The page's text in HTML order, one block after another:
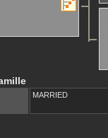
MARRIED